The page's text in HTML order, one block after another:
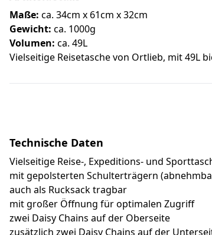
Maße: ca. 34cm x 61cm x 32cm
Gewicht: ca. 1000g
Volumen: ca. 49L
Vielseitige Reisetasche von Ortlieb, mit 49L
Technische Daten
Vielseitige Reise-, Expeditions- und
mit gepolsterten Schulterträgern
auch als Rucksack tragbar
mit großer Öffnung für optimalen Zugriff
zwei Daisy Chains auf der Oberseite
zusätzlich zwei Daisy Chains auf der